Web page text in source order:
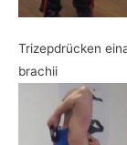
Trizepdrücken
brachii